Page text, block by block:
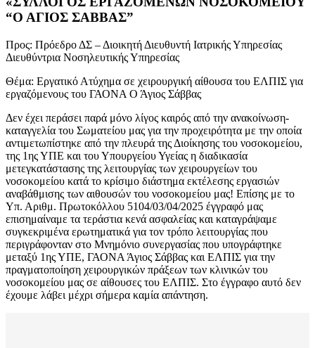
“Ο ΑΓΙΟΣ ΣΑΒΒΑΣ”
Προς: Πρόεδρο ΔΣ – Διοικητή Διευθυντή Ιατρικής Υπηρεσίας
Διευθύντρια Νοσηλευτικής Υπηρεσίας
Θέμα: Εργατικό Ατύχημα σε χειρουργική αίθουσα του ΕΛΠΙΣ για
εργαζόμενους του ΓΑΟΝΑ Ο Άγιος Σάββας
Δεν έχει περάσει παρά μόνο λίγος καιρός από την ανακοίνωση-
καταγγελία του Σωματείου μας για την προχειρότητα με την οποία
αντιμετωπίστηκε από την πλευρά της Διοίκησης του νοσοκομείου,
της 1ης ΥΠΕ και του Υπουργείου Υγείας η διαδικασία
μετεγκατάστασης της λειτουργίας των χειρουργείων του
νοσοκομείου κατά το κρίσιμο διάστημα εκτέλεσης εργασιών
αναβάθμισης των αιθουσών του νοσοκομείου μας! Επίσης με το
Υπ. Αριθμ. Πρωτοκόλλου 5104/03/04/2025 έγγραφό μας
επισημαίναμε τα τεράστια κενά ασφαλείας και καταγράψαμε
συγκεκριμένα ερωτηματικά για τον τρόπο λειτουργίας που
περιγράφονταν στο Μνημόνιο συνεργασίας που υπογράφτηκε
μεταξύ 1ης ΥΠΕ, ΓΑΟΝΑ Άγιος Σάββας και ΕΛΠΙΣ για την
πραγματοποίηση χειρουργικών πράξεων των κλινικών του
νοσοκομείου μας σε αίθουσες του ΕΛΠΙΣ. Στο έγγραφο αυτό δεν
έχουμε λάβει μέχρι σήμερα καμία απάντηση.